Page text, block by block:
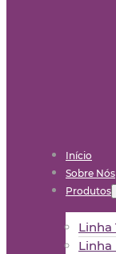
Início
Sobre Nós
Produtos
Linha